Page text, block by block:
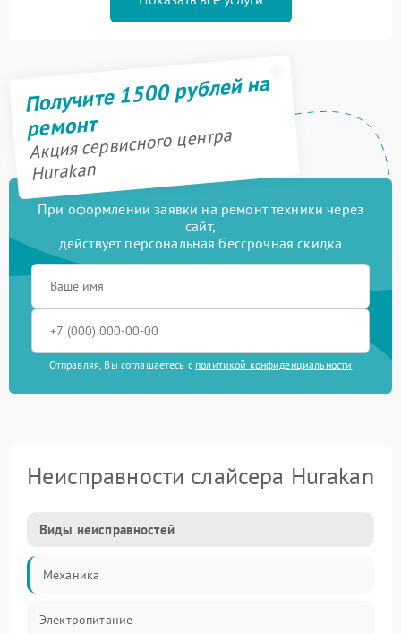
Получите 1500 рублей на
ремонт
Акция сервисного центра
Hurakan
При оформлении заявки на ремонт техники через
сайт,
действует персональная бессрочная скидка
Отправляя, Вы соглашаетесь с политикой конфиденциальности
Неисправности слайсера Hurakan
Виды неисправностей
Механика
Электропитание